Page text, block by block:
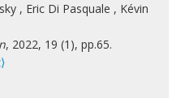
, Eric Di Pasquale , Kévin
, 2022, 19 (1), pp.65.